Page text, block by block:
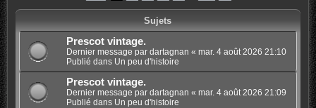
Sujets
Prescot vintage.
Dernier message par dartagnan « mar. 4 août 2026 21:10
Publié dans Un peu d'histoire
Prescot vintage.
Dernier message par dartagnan « mar. 4 août 2026 21:09
Publié dans Un peu d'histoire